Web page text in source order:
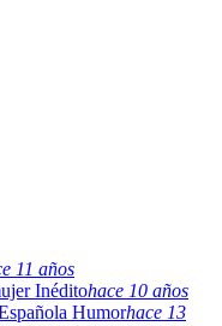
11 años
Inéditohace 10 años
Humorhace 13